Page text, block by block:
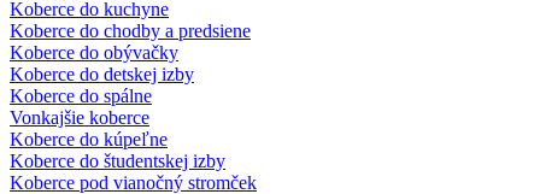
Koberce do kuchyne
Koberce do chodby a predsiene
Koberce do obývačky
Koberce do detskej izby
Koberce do spálne
Vonkajšie koberce
Koberce do kúpeľne
Koberce do študentskej izby
Koberce pod vianočný stromček